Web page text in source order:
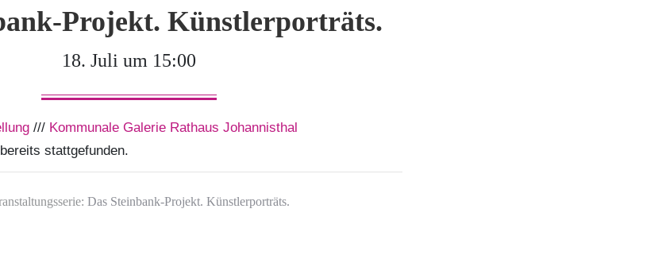
Projekt. Künstlerporträts.
18. Juli um 15:00
/// Kommunale Galerie Rathaus Johannisthal
stattgefunden.
Das Steinbank-Projekt. Künstlerporträts.